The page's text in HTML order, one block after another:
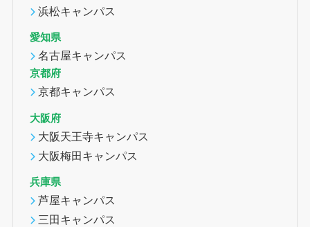
浜松キャンパス
愛知県
名古屋キャンパス
京都府
京都キャンパス
大阪府
大阪天王寺キャンパス
大阪梅田キャンパス
兵庫県
芦屋キャンパス
三田キャンパス